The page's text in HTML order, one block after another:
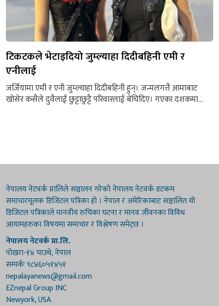
टिकटकले भेटाइदियो जुम्ल्याहा दिदीबहिनी एमी र
एनीलाई
जर्जियामा एमी र एनी जुम्ल्याहा दिदीबहिनी हुन्। जन्मलगत्तै आमाबाट
खोसेर कसैले दुवैलाई छुट्टाछुट्टै परिवारलाई बेचिदिए। गएका दशकमा
नेपालय नेटवर्क प्रालिले सञ्चालन गरेको नेपालय नेटवर्क डटकम
समाचारमूलक डिजिटल पत्रिका हो । नेपाल र अमेरिकाबाट सञ्चालित यो
डिजिटल पत्रिकाले मानवीय रुचिका घटना र मानव जीवनका विविध
आयामहरुका विषयमा समाचार र विश्लेषण समेट्छ ।
नेपालय नेटवर्क प्रा.लि.
पोखरा-१४ चाउथे, नेपाल
सम्पर्कः ९८४६०५१४५१
nepalayanews@gmail.com
EZnepal Group INC
Newyork, USA